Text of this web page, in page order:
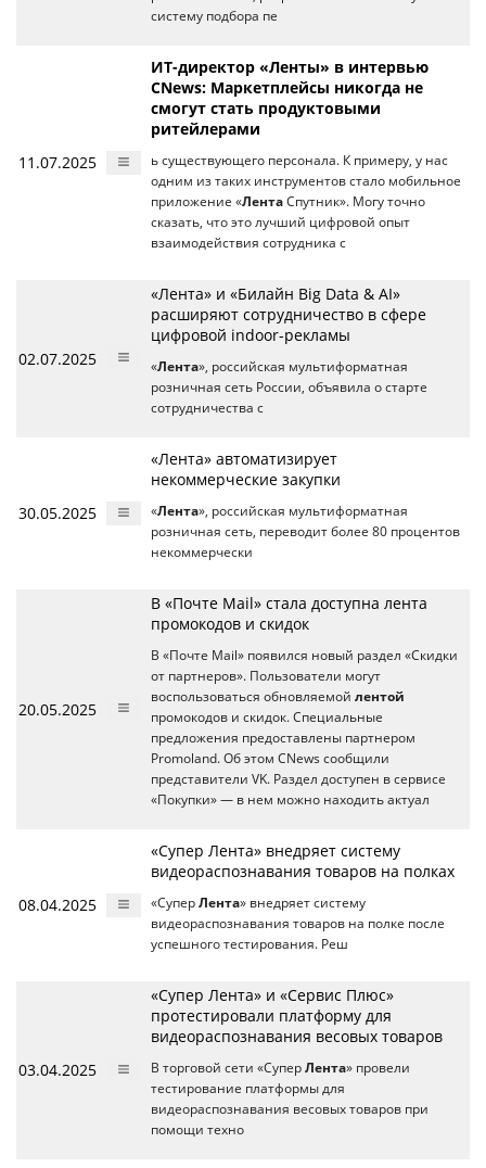
систему подбора пе
11.07.2025
ИТ-директор «Ленты» в интервью
CNews: Маркетплейсы никогда не
смогут стать продуктовыми
ритейлерами
ь существующего персонала. К примеру, у нас
одним из таких инструментов стало мобильное
приложение «Лента Спутник». Могу точно
сказать, что это лучший цифровой опыт
взаимодействия сотрудника с
02.07.2025
«Лента» и «Билайн Big Data & AI»
расширяют сотрудничество в сфере
цифровой indoor-рекламы
«Лента», российская мультиформатная
розничная сеть России, объявила о старте
сотрудничества с
30.05.2025
«Лента» автоматизирует
некоммерческие закупки
«Лента», российская мультиформатная
розничная сеть, переводит более 80 процентов
некоммерчески
20.05.2025
В «Почте Mail» стала доступна лента
промокодов и скидок
В «Почте Mail» появился новый раздел «Скидки
от партнеров». Пользователи могут
воспользоваться обновляемой лентой
промокодов и скидок. Специальные
предложения предоставлены партнером
Promoland. Об этом CNews сообщили
представители VK. Раздел доступен в сервисе
«Покупки» — в нем можно находить актуал
08.04.2025
«Супер Лента» внедряет систему
видеораспознавания товаров на полках
«Супер Лента» внедряет систему
видеораспознавания товаров на полке после
успешного тестирования. Реш
03.04.2025
«Супер Лента» и «Сервис Плюс»
протестировали платформу для
видеораспознавания весовых товаров
В торговой сети «Супер Лента» провели
тестирование платформы для
видеораспознавания весовых товаров при
помощи техно